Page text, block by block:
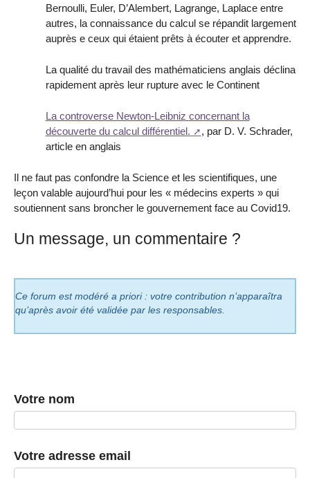
Bernoulli, Euler, D’Alembert, Lagrange, Laplace entre
autres, la connaissance du calcul se répandit largement
auprès e ceux qui étaient prêts à écouter et apprendre.
La qualité du travail des mathématiciens anglais déclina
rapidement après leur rupture avec le Continent
La controverse Newton-Leibniz concernant la
découverte du calcul différentiel.
, par D. V. Schrader,
article en anglais
Il ne faut pas confondre la Science et les scientifiques, une
leçon valable aujourd’hui pour les « médecins experts » qui
soutiennent sans broncher le gouvernement face au Covid19.
Un message, un commentaire ?
Ce forum est modéré a priori : votre contribution n’apparaîtra
qu’après avoir été validée par les responsables.
Votre nom
Votre adresse email